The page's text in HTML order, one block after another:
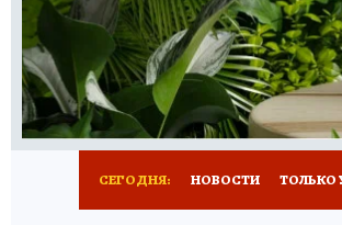
РАДИО КП РЕКЛАМА
СЕГОДНЯ: НОВОСТИ ТОЛЬКО